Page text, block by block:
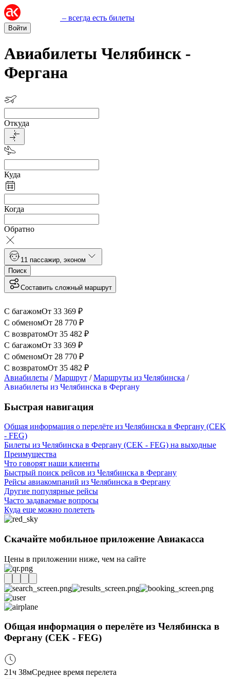
– всегда есть билеты
Войти
Авиабилеты Челябинск -
Фергана
Откуда
Куда
Когда
Обратно
1 1 пассажир эконом
Поиск
Составить сложный маршрут
С багажомОт 33 369 ₽
С обменомОт 28 770 ₽
С возвратомОт 35 482 ₽
С багажомОт 33 369 ₽
С обменомОт 28 770 ₽
С возвратомОт 35 482 ₽
Авиабилеты /Маршрут /Маршруты из Челябинска /
Авиабилеты из Челябинска в Фергану
Быстрая навигация
Общая информация о перелёте из Челябинска в Фергану (CEK
- FEG)
Билеты из Челябинска в Фергану (CEK - FEG) на выходные
Преимущества
Что говорят наши клиенты
Быстрый поиск рейсов из Челябинска в Фергану
Рейсы авиакомпаний из Челябинска в Фергану
Другие популярные рейсы
Часто задаваемые вопросы
Куда еще можно полететь
Скачайте мобильное приложение Авиакасса
Цены в приложении ниже, чем на сайте
Общая информация о перелёте из Челябинска в
Фергану (CEK - FEG)
21ч 38мСреднее время перелета